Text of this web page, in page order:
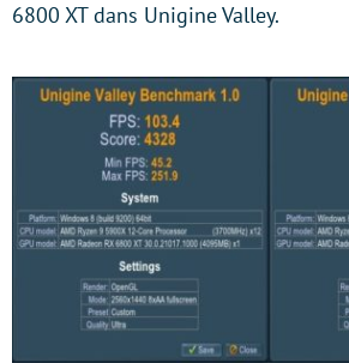
6800 XT dans Unigine Valley.